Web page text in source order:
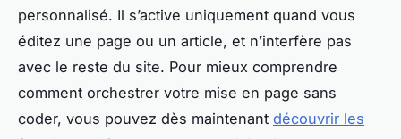
personnalisé. Il s’active uniquement quand vous
éditez une page ou un article, et n’interfère pas
avec le reste du site. Pour mieux comprendre
comment orchestrer votre mise en page sans
coder, vous pouvez dès maintenant découvrir les